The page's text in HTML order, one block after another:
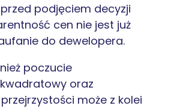
podjęciem decyzji
cen nie jest już
do dewelopera.
poczucie
oraz
może z kolei